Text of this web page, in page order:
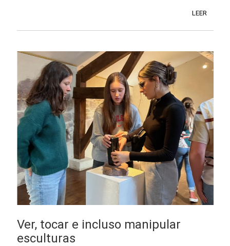
LEER
Ver, tocar e incluso manipular
esculturas